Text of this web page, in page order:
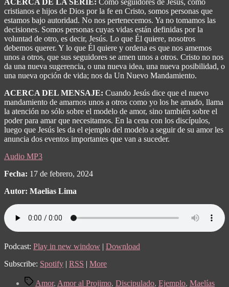
ACERCA DE LA SERIE: Como seguidores de Jesús, como
cristianos e hijos de Dios por la fe en Cristo, somos personas que
estamos bajo autoridad. No nos pertenecemos. Ya no tomamos las
decisiones. Somos personas cuyas vidas están definidas por la
voluntad de otro, es decir, Jesús. Lo que Él quiere, nosotros
debemos querer. Y lo que Él quiere y ordena es que nos amemos
unos a otros, que sus seguidores se amen unos a otros. Cristo no nos
da una nueva sugerencia, o una nueva idea, una nueva posibilidad, o
una nueva opción de vida; nos da Un Nuevo Mandamiento.
ACERCA DEL MENSAJE: Cuando Jesús dice que el nuevo
mandamiento de amarnos unos a otros como yo los he amado, llama
la atención no sólo sobre el modelo de amor, sino también sobre el
poder para amar que necesitamos. En la cena con los discípulos,
luego que Jesús les da el ejemplo del modelo a seguir de su amor les
anuncia dos eventos importantes que van a suceder.
Audio MP3
Fecha: 17 de febrero, 2024
Autor: Maelias Lima
Podcast: Play in new window | Download
Subscribe: Spotify | RSS | More
TagsAmor, Amor al Projimo, Discipulado, Ejemplo, Maelías